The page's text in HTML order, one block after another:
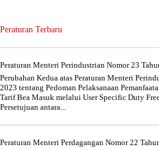
Peraturan Terbaru
Peraturan Menteri Perindustrian Nomor 23
Perubahan Kedua atas Peraturan Menteri
2023 tentang Pedoman Pelaksanaan
Tarif Bea Masuk melalui User Specific Duty
Persetujuan antara...
Peraturan Menteri Perdagangan Nomor 22